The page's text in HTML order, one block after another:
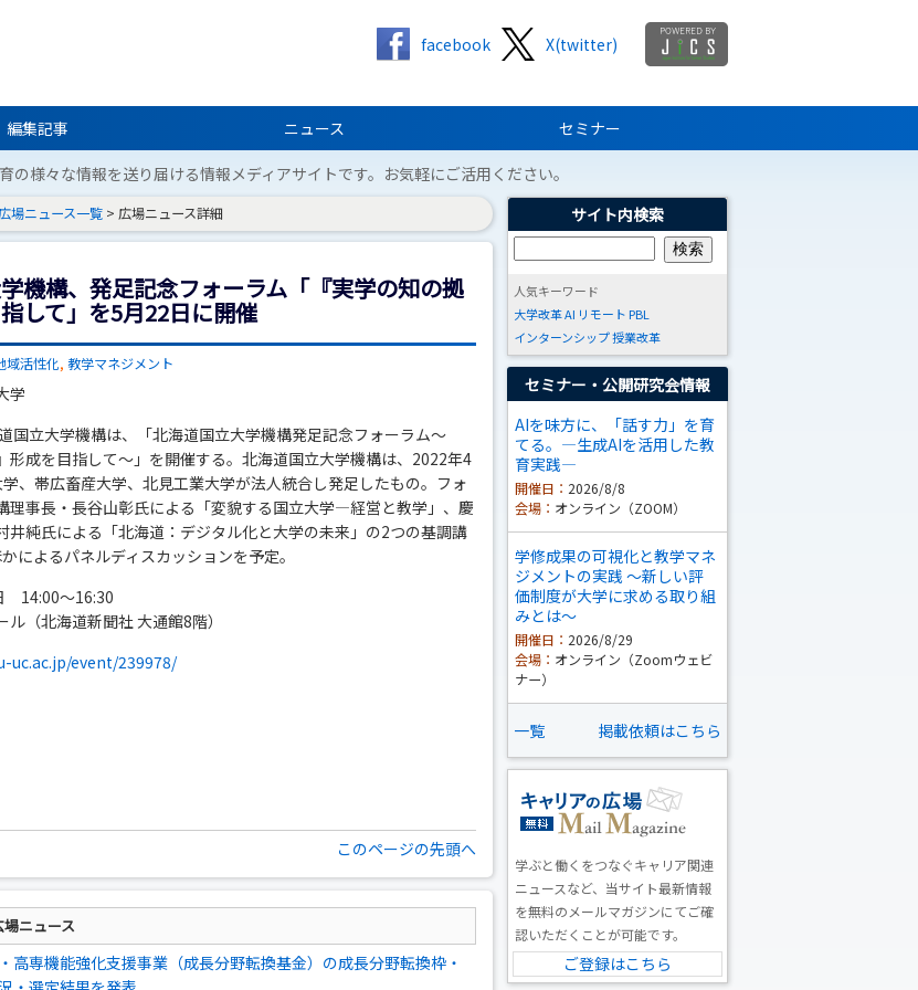
X(twitter)
facebook
編集記事 ニュース セミナー
の様々な情報を送り届ける情報メディアサイトです。お気軽にご活用ください。
場ニュース一覧 > 広場ニュース詳細
機構、発足記念フォーラム「『実学の知の拠
して」を5月22日に開催
域活性化, 教学マネジメント
学
国立大学機構は、「北海道国立大学機構発足記念フォーラム～
形成を目指して～」を開催する。北海道国立大学機構は、2022年4
、帯広畜産大学、北見工業大学が法人統合し発足したもの。フォ
理事長・長谷山彰氏による「変貌する国立大学―経営と教学」、慶
井純氏による「北海道：デジタル化と大学の未来」の2つの基調講
によるパネルディスカッションを予定。
14:00～16:30
（北海道新聞社 大通館8階）
uc.ac.jp/event/239978/
このページの先頭へ
ニュース
高専機能強化支援事業（成長分野転換基金）の成長分野転換枠・
サイト内検索
人気キーワード
大学改革AI リモート PBL
インターンシップ授業改革
セミナー・公開研究会情報
AIを味方に、「話す力」を育
てる。―生成AIを活用した教
育実践―
開催日： 2026/8/8
会場： オンライン（ZOOM）
学修成果の可視化と教学マネ
ジメントの実践 ～新しい評
価制度が大学に求める取り組
みとは～
開催日： 2026/8/29
会場： オンライン（Zoomウェビ
ナー）
一覧 掲載依頼はこちら
学ぶと働くをつなぐキャリア関連
ニュースなど、当サイト最新情報
を無料のメールマガジンにてご確
認いただくことが可能です。
ご登録はこちら